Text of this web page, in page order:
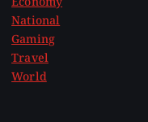
National
Gaming
Travel
World